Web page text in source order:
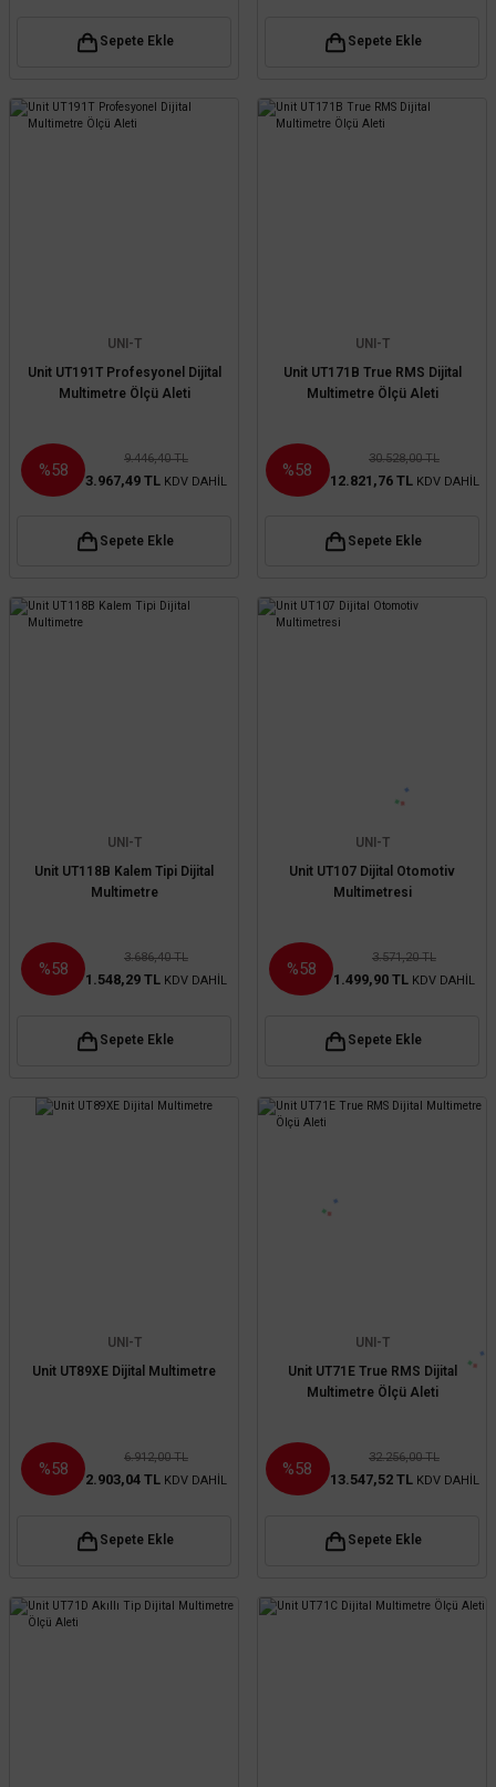
Sepete Ekle Sepete Ekle
UNI-T
Unit UT191T Profesyonel Dijital
Multimetre Ölçü Aleti
%58
9.446,40 TL
3.967,49 TL KDV DAHİL
Sepete Ekle
UNI-T
Unit UT171B True RMS Dijital
Multimetre Ölçü Aleti
%58
30.528,00 TL
12.821,76 TL KDV DAHİL
Sepete Ekle
UNI-T
Unit UT118B Kalem Tipi Dijital
Multimetre
%58
3.686,40 TL
1.548,29 TL KDV DAHİL
Sepete Ekle
UNI-T
Unit UT107 Dijital Otomotiv
Multimetresi
%58
3.571,20 TL
1.499,90 TL KDV DAHİL
Sepete Ekle
UNI-T
Unit UT89XE Dijital Multimetre
%58
6.912,00 TL
2.903,04 TL KDV DAHİL
Sepete Ekle
UNI-T
Unit UT71E True RMS Dijital
Multimetre Ölçü Aleti
%58
32.256,00 TL
13.547,52 TL KDV DAHİL
Sepete Ekle